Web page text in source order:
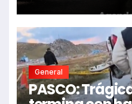
General
PASCO: